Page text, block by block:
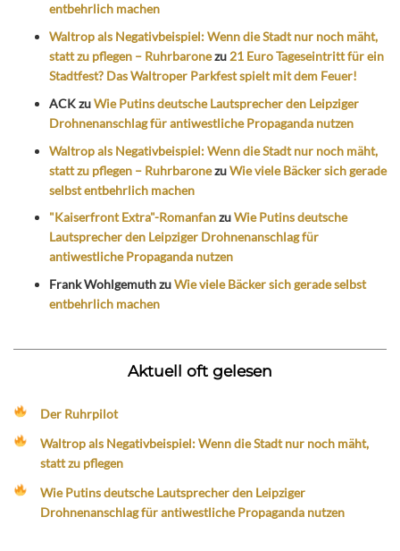
entbehrlich machen
Waltrop als Negativbeispiel: Wenn die Stadt nur noch mäht,
statt zu pflegen – Ruhrbaronezu 21 Euro Tageseintritt für ein
Stadtfest? Das Waltroper Parkfest spielt mit dem Feuer!
ACKzuWie Putins deutsche Lautsprecher den Leipziger
Drohnenanschlag für antiwestliche Propaganda nutzen
Waltrop als Negativbeispiel: Wenn die Stadt nur noch mäht,
statt zu pflegen – RuhrbaronezuWie viele Bäcker sich gerade
selbst entbehrlich machen
"Kaiserfront Extra"-RomanfanzuWie Putins deutsche
Lautsprecher den Leipziger Drohnenanschlag für
antiwestliche Propaganda nutzen
Frank WohlgemuthzuWie viele Bäcker sich gerade selbst
entbehrlich machen
Aktuell oft gelesen
Der Ruhrpilot
Waltrop als Negativbeispiel: Wenn die Stadt nur noch mäht,
statt zu pflegen
Wie Putins deutsche Lautsprecher den Leipziger
Drohnenanschlag für antiwestliche Propaganda nutzen